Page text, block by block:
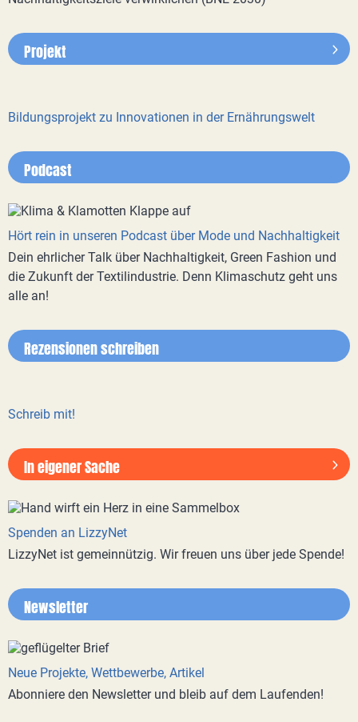
Projekt
Bildungsprojekt zu Innovationen in der Ernährungswelt
Podcast
Hört rein in unseren Podcast über Mode und Nachhaltigkeit
Dein ehrlicher Talk über Nachhaltigkeit, Green Fashion und
die Zukunft der Textilindustrie. Denn Klimaschutz geht uns
alle an!
Rezensionen schreiben
Schreib mit!
In eigener Sache
Spenden an LizzyNet
LizzyNet ist gemeinnützig. Wir freuen uns über jede Spende!
Newsletter
Neue Projekte, Wettbewerbe, Artikel
Abonniere den Newsletter und bleib auf dem Laufenden!